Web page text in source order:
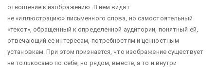
отношение к изображению. В нем видят
не «иллюстрацию» письменного слова, но самостоятельный
«текст», обращенный к определенной аудитории, понятный ей,
отвечающий ее интересам, потребностям и ценностным
установкам. При этом признается, что изображение существует
не толькосамо по себе, но рядом, вместе, а то и внутри